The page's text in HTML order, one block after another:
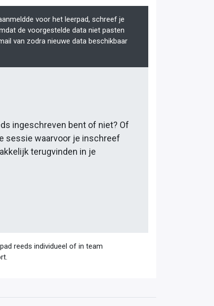
voor het leerpad, schreef je
de voorgestelde data niet pasten
van zodra nieuwe data beschikbaar
ingeschreven bent of niet? Of
sessie waarvoor je inschreef
terugvinden in je
reeds individueel of in team